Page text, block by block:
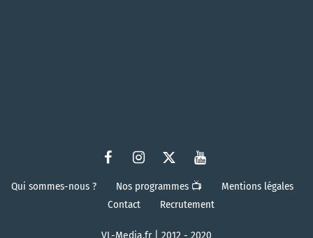
Qui sommes-nous ? Nos programmes 📺
Mentions légales
Contact
Recrutement